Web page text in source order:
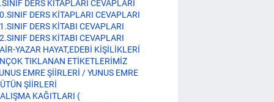
DERS KİTAPLARI CEVAPLARI
DERS KİTAPLARI CEVAPLARI
DERS KİTABI CEVAPLARI
DERS KİTABI CEVAPLARI
YAZAR HAYAT,EDEBİ KİŞİLİKLERİ
TIKLANAN ETİKETLERİMİZ
EMRE ŞİİRLERİ / YUNUS EMRE
ŞİİRLERİ
KAĞITLARI (